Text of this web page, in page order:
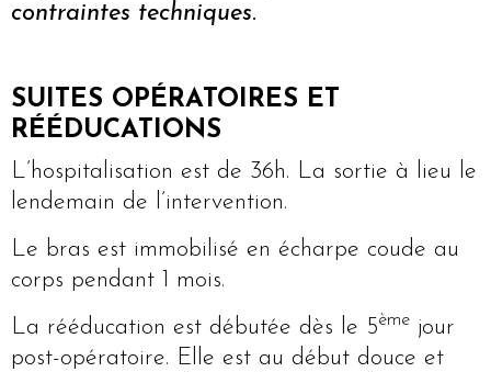
contraintes techniques.
SUITES OPÉRATOIRES ET
RÉÉDUCATIONS
L’hospitalisation est de 36h. La sortie à lieu le
lendemain de l’intervention.
Le bras est immobilisé en écharpe coude au
corps pendant 1 mois.
La rééducation est débutée dès le 5ème jour
post-opératoire. Elle est au début douce et